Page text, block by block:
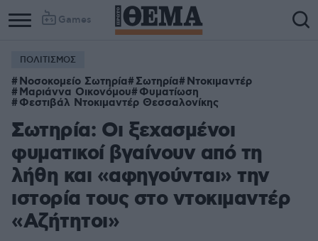
Games
ΠΟΛΙΤΙΣΜΟΣ
Νοσοκομείο Σωτηρία Σωτηρία Ντοκιμαντέρ
Μαριάννα Οικονόμου Φυματίωση
Φεστιβάλ Ντοκιμαντέρ Θεσσαλονίκης
Σωτηρία: Οι ξεχασμένοι
φυματικοί βγαίνουν από τη
λήθη και «αφηγούνται» την
ιστορία τους στο ντοκιμαντέρ
«Αζήτητοι»